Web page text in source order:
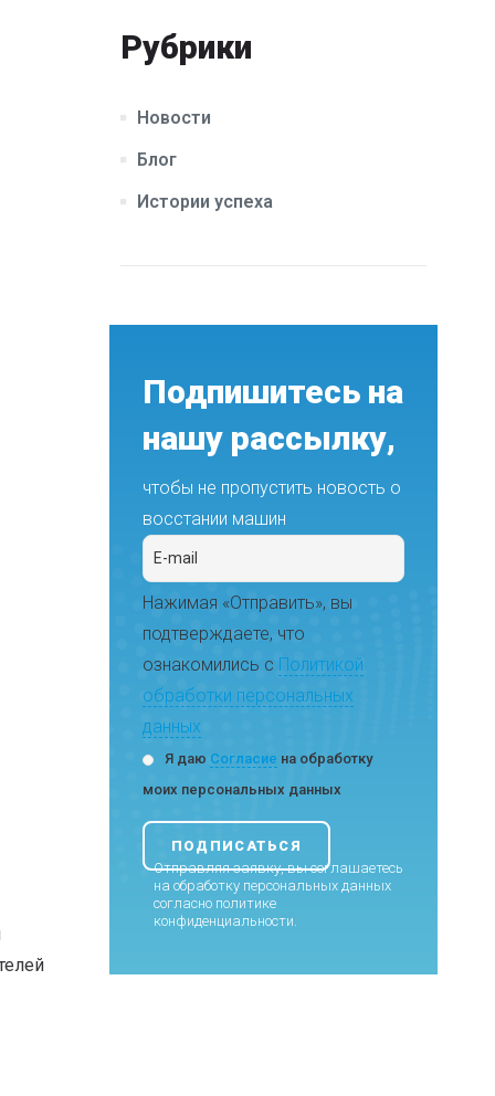
Рубрики
Новости
Блог
Истории успеха
Подпишитесь на
нашу рассылку,
чтобы не пропустить новость о
восстании машин
Нажимая «Отправить», вы
подтверждаете, что
ознакомились с Политикой
обработки персональных
данных
Я даю Согласие на обработку
моих персональных данных
Отправляя заявку, вы соглашаетесь
на обработку персональных данных
согласно политике
конфиденциальности.